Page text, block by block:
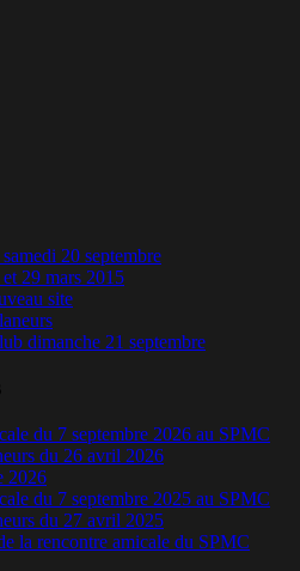
20 septembre
29 mars 2015
site
dimanche 21 septembre
du 7 septembre 2026 au SPMC
du 26 avril 2026
2026
du 7 septembre 2025 au SPMC
du 27 avril 2025
la rencontre amicale du SPMC